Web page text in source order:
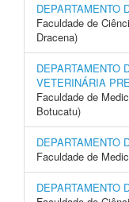
DEPARTAMENTO
Faculdade de
Dracena)
DEPARTAMENTO
VETERINÁRIA
Faculdade de
Botucatu)
DEPARTAMENTO
Faculdade de
DEPARTAMENTO